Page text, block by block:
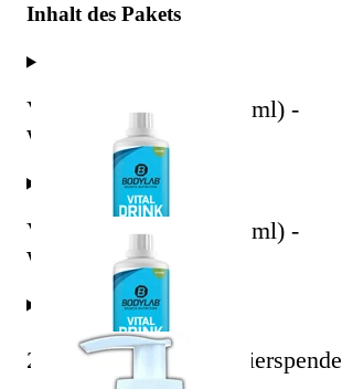
Inhalt des Pakets
Vital Zero Drink (1000ml) -
Waldmeister
Vital Zero Drink (1000ml) -
Waldmeister
2 x Dosierpumpe/